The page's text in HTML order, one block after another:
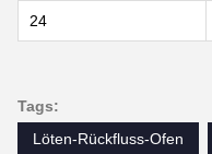
24
Tags:
Löten-Rückfluss-Ofen